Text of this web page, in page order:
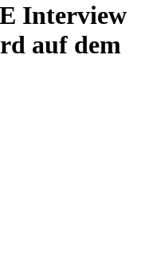
Interview
auf dem